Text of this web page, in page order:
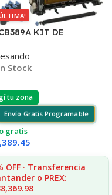
KIT DE
4015/4515 225.000
Stock
tu zona
Envío Gratis Programable
gratis
OFF · Transferencia
o PREX: